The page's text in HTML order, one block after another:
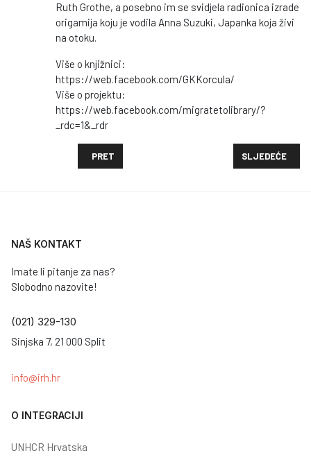
Ruth Grothe, a posebno im se svidjela radionica izrade
origamija koju je vodila Anna Suzuki, Japanka koja živi
na otoku.
Više o knjižnici:
https://web.facebook.com/GKKorcula/
Više o projektu:
https://web.facebook.com/migratetolibrary/?
_rdc=1&_rdr
PRETHODNI ČLANAK: ODRŽAN STRUČNI SKUP
PRET SLJEDEĆI
SLJEDEĆE
NAŠ KONTAKT
Imate li pitanje za nas?
Slobodno nazovite!
(021) 329-130
Sinjska 7, 21 000 Split
info@irh.hr
O INTEGRACIJI
UNHCR Hrvatska